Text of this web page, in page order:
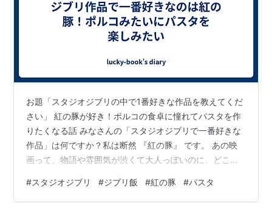
お題「スタジオジブリの中で1番好きな作品を教えてくだ
さい」 紅の豚が好き！ポルコの食卓に憧れてパスタを作
りたくなる話 みなさんの「スタジオジブリで一番好きな
作品」は何ですか？私は断然 『紅の豚』 です。 あの映
画って、物語や雰囲気が渋くて大人っぽいのに、どこか
っているのが、ポルコが仲間たちと囲む パスタやワイン
の食卓シーン。シンプルなんだけど、あの雰囲気を見て
#スタジオジブリ #ジブリ飯 #紅の豚 #パスタ